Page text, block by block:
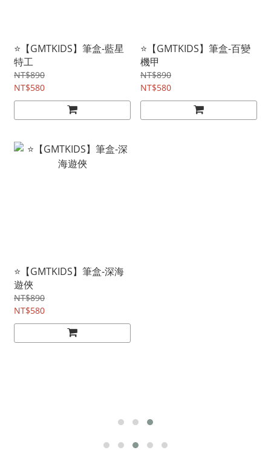
⭐【GMTKIDS】筆盒-藍星
特工
NT$890
NT$580
⭐【GMTKIDS】筆盒-百變
機甲
NT$890
NT$580
⭐【GMTKIDS】筆盒-深海
遊俠
NT$890
NT$580